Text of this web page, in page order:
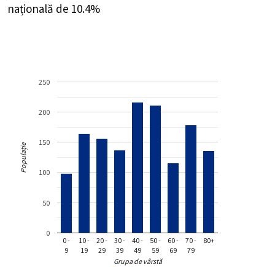
națională de 10.4%
0 -
9
10 -
19
20 -
29
30 -
39
40 -
49
50 -
59
60 -
69
70 -
79
80+
0
50
100
150
200
250
Grupa de vârstă
Populație